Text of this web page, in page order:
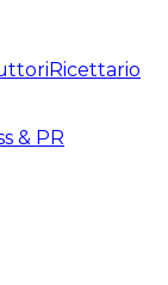
Ricettario
& PR